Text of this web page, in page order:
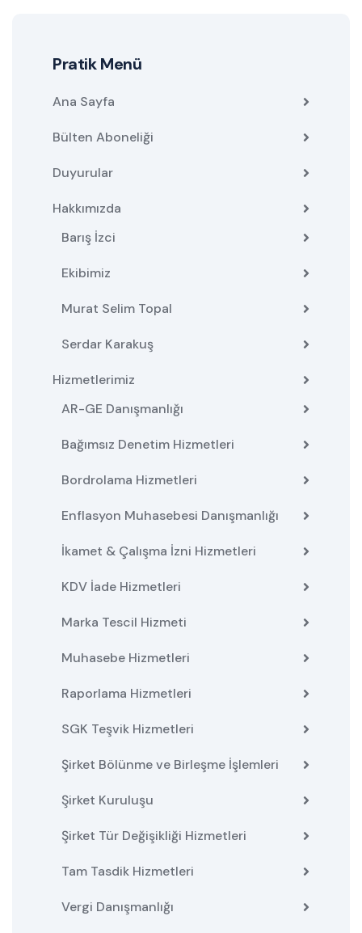
Pratik Menü
Ana Sayfa
Bülten Aboneliği
Duyurular
Hakkımızda
Barış İzci
Ekibimiz
Murat Selim Topal
Serdar Karakuş
Hizmetlerimiz
AR-GE Danışmanlığı
Bağımsız Denetim Hizmetleri
Bordrolama Hizmetleri
Enflasyon Muhasebesi Danışmanlığı
İkamet & Çalışma İzni Hizmetleri
KDV İade Hizmetleri
Marka Tescil Hizmeti
Muhasebe Hizmetleri
Raporlama Hizmetleri
SGK Teşvik Hizmetleri
Şirket Bölünme ve Birleşme İşlemleri
Şirket Kuruluşu
Şirket Tür Değişikliği Hizmetleri
Tam Tasdik Hizmetleri
Vergi Danışmanlığı